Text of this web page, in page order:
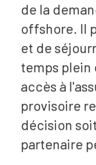
de la
offshore. Il
et de
temps plein
accès à
provisoire
décision
partenaire